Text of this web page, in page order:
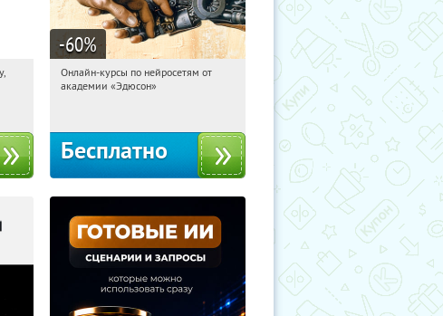
-60%
05:19:11 Получили:
Онлайн-курсы по нейросетям от
академии «Эдюсон»
Бесплатно